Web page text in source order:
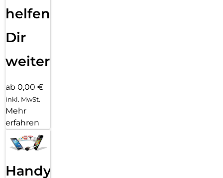
helfen
Dir
weiter
ab 0,00 €
inkl. MwSt.
Mehr
erfahren
Handy